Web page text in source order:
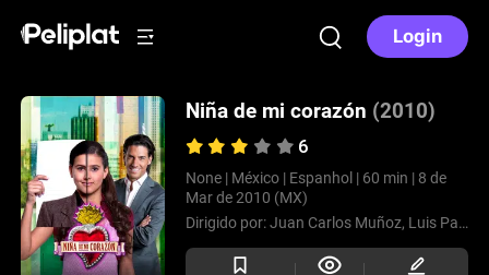
Login
Niña de mi corazón (2010)
6
None | México | Espanhol | 60 min | 8 de
Mar de 2010 (MX)
Dirigido por:Juan Carlos Muñoz, Luis Pardo,